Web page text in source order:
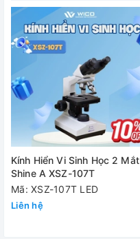
Cung cấp bao gồm:
✅ Kính hiển vi XSZ-207
✅Thị kính 10X: 02 cái
✅Hướng dẫn sử dụng
Đánh giá
Kính Hiển Vi Sinh Học 2 Mắt
Shine A XSZ-107T
Mã: XSZ-107T LED
Liên hệ